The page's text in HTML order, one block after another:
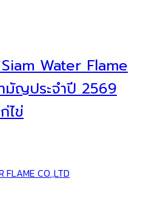
Water Flame
มัญประจำปี 2569
ไข่